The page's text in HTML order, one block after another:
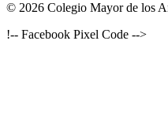
© 2026 Colegio Mayor de los
!-- Facebook Pixel Code -->